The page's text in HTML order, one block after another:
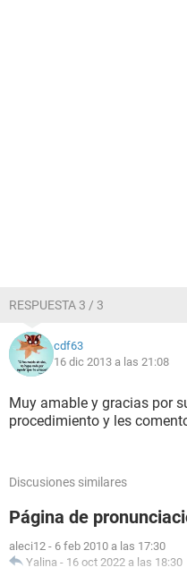
RESPUESTA 3 / 3
cdf63
16 dic 2013 a las 21:08
Muy amable y gracias por
procedimiento y les
Discusiones similares
Página de
aleci12 - 6 feb 2010 a las 17:30
Yalina - 16 oct 2022 a las 18:30